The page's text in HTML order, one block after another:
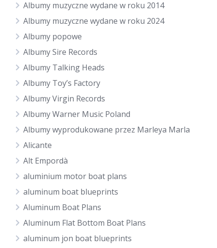
Albumy muzyczne wydane w roku 2014
Albumy muzyczne wydane w roku 2024
Albumy popowe
Albumy Sire Records
Albumy Talking Heads
Albumy Toy’s Factory
Albumy Virgin Records
Albumy Warner Music Poland
Albumy wyprodukowane przez Marleya Marla
Alicante
Alt Empordà
aluminium motor boat plans
aluminum boat blueprints
Aluminum Boat Plans
Aluminum Flat Bottom Boat Plans
aluminum jon boat blueprints